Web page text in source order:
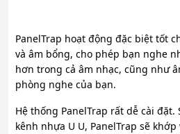
PanelTrap hoạt động đặc biệt tốt
và âm bổng, cho phép bạn nghe
hơn trong cả âm nhạc, cũng như
phòng nghe của bạn.
Hệ thống PanelTrap rất dễ cài đặt.
kênh nhựa U U, PanelTrap sẽ